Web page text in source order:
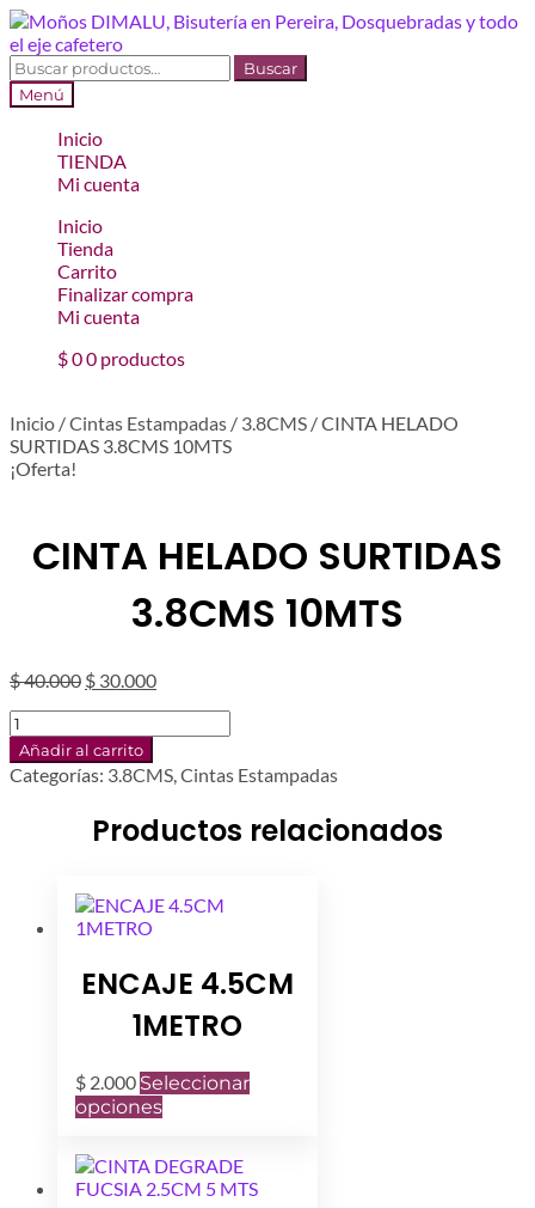
Ir
a
la
navegación
Ir
al
contenido
Buscar
por:
Buscar
Menú
Inicio
TIENDA
Mi cuenta
Inicio
Tienda
Carrito
Finalizar compra
Mi cuenta
$00 productos
Inicio /Cintas Estampadas / 3.8CMS /CINTA HELADO
SURTIDAS 3.8CMS 10MTS
¡Oferta!
CINTA HELADO SURTIDAS
3.8CMS 10MTS
$40.000 El
era:
$ 40.000.
$ 30.000El
$ 30.000.
CINTA
HELADO
SURTIDAS
3.8CMS
Añadir al carrito
Categorías: 3.8CMS,Cintas Estampadas
Productos relacionados
ENCAJE 4.5CM
1METRO
$ 2.000 Seleccionar
opciones
múltiples
variantes.